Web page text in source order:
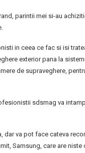
parintii mei si-au
in ceea ce fac si isi
exterior pana la
de supraveghere,
sdsmag va
va pot face cateva
Samsung, care are